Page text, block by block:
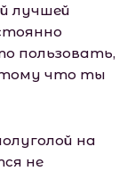
лучшей
пользовать,
что ты
на
не